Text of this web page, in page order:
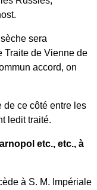
sera
Traite de Vienne de
accord, on
de ce côté entre les
ledit traité.
etc., etc., à
à S. M. Impériale